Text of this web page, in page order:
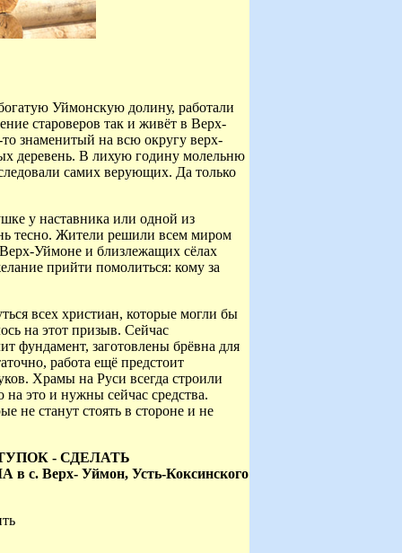
Уймонскую долину, работали
староверов так и живёт в Верх-
знаменитый на всю округу верх-
деревень. В лихую годину молельню
самих верующих. Да только
у наставника или одной из
тесно. Жители решили всем миром
Уймоне и близлежащих сёлах
прийти помолиться: кому за
всех христиан, которые могли бы
на этот призыв. Сейчас
фундамент, заготовлены брёвна для
работа ещё предстоит
Храмы на Руси всегда строили
это и нужны сейчас средства.
не станут стоять в стороне и не
- СДЕЛАТЬ
Уймон, Усть-Коксинского